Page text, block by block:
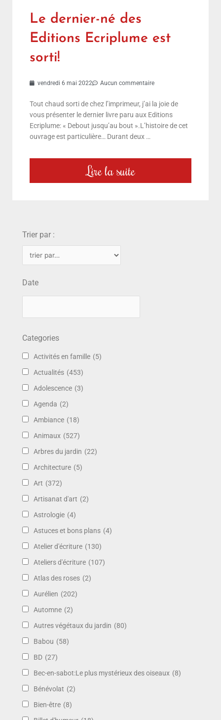
Le dernier-né des
Editions Ecriplume est
sorti!
vendredi 6 mai 2022 Aucun commentaire
Tout chaud sorti de chez l’imprimeur, j’ai la joie de
vous présenter le dernier livre paru aux Editions
Ecriplume: « Debout jusqu’au bout ».L’histoire de cet
ouvrage est particulière… Durant deux …
Lire la suite
Trier par :
Date
Categories
Activités en famille (5)
Actualités (453)
Adolescence (3)
Agenda (2)
Ambiance (18)
Animaux (527)
Arbres du jardin (22)
Architecture (5)
Art (372)
Artisanat d'art (2)
Astrologie (4)
Astuces et bons plans (4)
Atelier d'écriture (130)
Ateliers d'écriture (107)
Atlas des roses (2)
Aurélien (202)
Automne (2)
Autres végétaux du jardin (80)
Babou (58)
BD (27)
Bec-en-sabot:Le plus mystérieux des oiseaux (8)
Bénévolat (2)
Bien-être (8)